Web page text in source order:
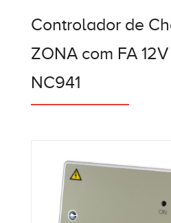
Controlador de
ZONA com FA
NC941